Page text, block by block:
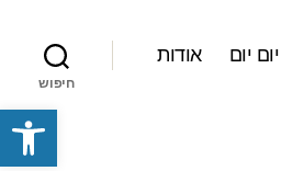
פתח סרגל נגישות
יום יום אודות
חיפוש